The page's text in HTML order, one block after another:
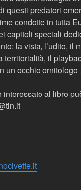
questi predatori
condotte in tutta
capitoli speciali
la vista, l’udito, il
territorialità, il
un occhio
interessato al libro